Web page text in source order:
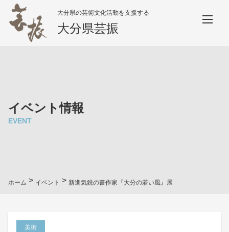
大分県の芸術文化活動を支援する
大分県芸振
イベント情報
EVENT
ホーム > イベント > 新進気鋭の書作家『大分の若い風』展
美術